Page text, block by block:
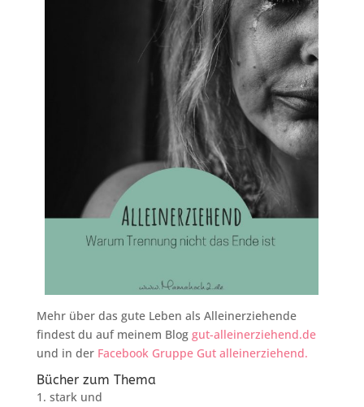
Mehr über das gute Leben als Alleinerziehende
findest du auf meinem Bloggut-alleinerziehend.de
und in derFacebook Gruppe Gut alleinerziehend.
Bücher zum Thema
stark und